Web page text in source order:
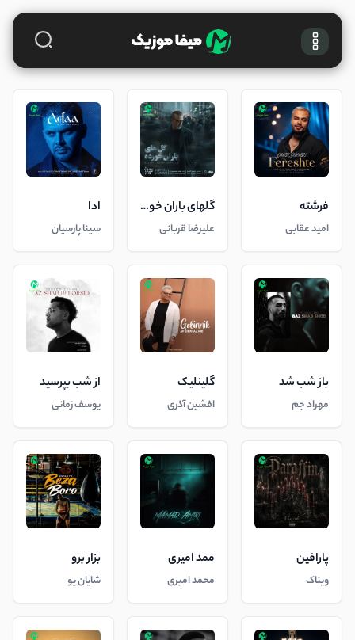
فرشته
امید عقابی
گلهای باران خورده
علیرضا قربانی
ادا
سینا پارسیان
باز شب شد
مهراد جم
گلینلیک
افشین آذری
از شب بپرسید
یوسف زمانی
پارافین
ویناک
ممد امیری
محمد امیری
بزار برو
شایان یو